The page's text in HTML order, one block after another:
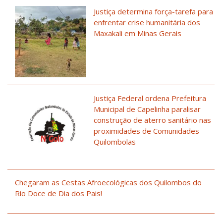
Justiça determina força-tarefa para
enfrentar crise humanitária dos
Maxakali em Minas Gerais
Justiça Federal ordena Prefeitura
Municipal de Capelinha paralisar
construção de aterro sanitário nas
proximidades de Comunidades
Quilombolas
Chegaram as Cestas Afroecológicas dos Quilombos do
Rio Doce de Dia dos Pais!